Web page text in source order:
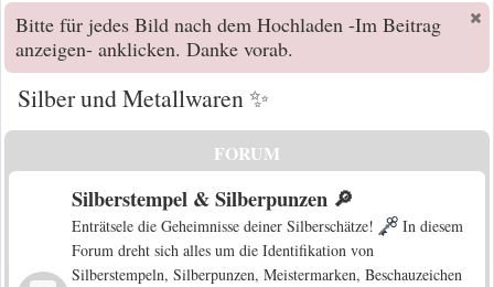
Bitte für jedes Bild nach dem Hochladen -Im Beitrag
anzeigen- anklicken. Danke vorab.
Silber und Metallwaren ✨
FORUM
Silberstempel & Silberpunzen 🔎
Enträtsele die Geheimnisse deiner Silberschätze!
In diesem
Forum dreht sich alles um die Identifikation von
Silberstempeln, Silberpunzen, Meistermarken, Beschauzeichen